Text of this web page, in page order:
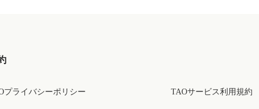
プライバシーポリシー TAOサービス利用規約